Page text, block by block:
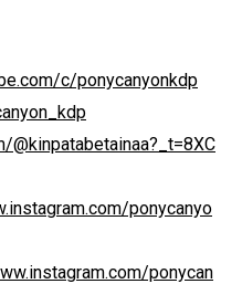
c/ponycanyonkdp
ponycanyo
ponycan